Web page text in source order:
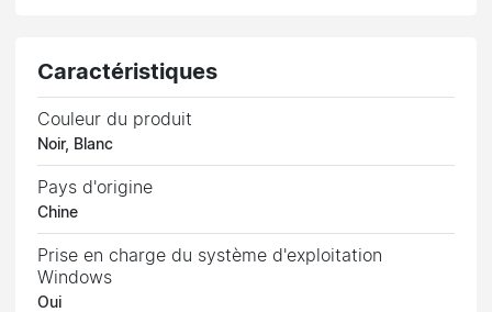
Caractéristiques
Couleur du produit
Noir, Blanc
Pays d'origine
Chine
Prise en charge du système d'exploitation
Windows
Oui